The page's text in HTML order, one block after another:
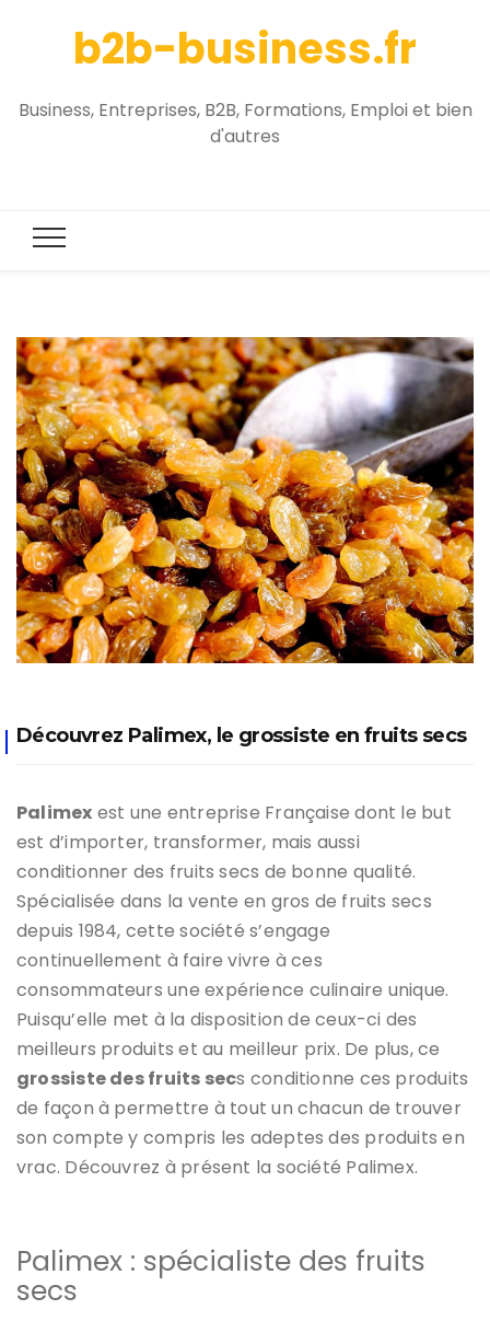
b2b-business.fr
Business, Entreprises, B2B, Formations, Emploi et bien
d'autres
Découvrez Palimex, le grossiste en fruits secs
Palimex est une entreprise Française dont le but
est d’importer, transformer, mais aussi
conditionner des fruits secs de bonne qualité.
Spécialisée dans la vente en gros de fruits secs
depuis 1984, cette société s’engage
continuellement à faire vivre à ces
consommateurs une expérience culinaire unique.
Puisqu’elle met à la disposition de ceux-ci des
meilleurs produits et au meilleur prix. De plus, ce
grossiste des fruits secs conditionne ces produits
de façon à permettre à tout un chacun de trouver
son compte y compris les adeptes des produits en
vrac. Découvrez à présent la société Palimex.
Palimex : spécialiste des fruits
secs